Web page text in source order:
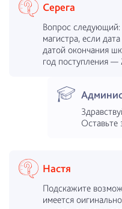
Серега
Вопрос следующий:
магистра, если
датой окончания
год поступления —
Оставьте
Настя
Подскажите
имеется